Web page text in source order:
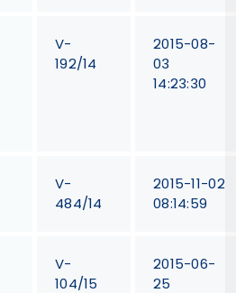
V-
192/14
2015-08-
03
14:23:30
V-
484/14
2015-11-02
08:14:59
V-
104/15
2015-06-
25